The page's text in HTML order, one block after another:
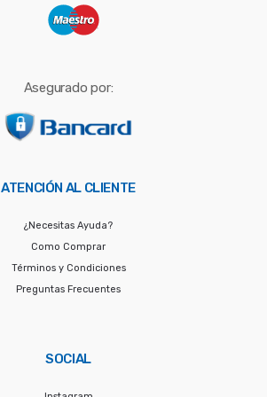
Asegurado por:
ATENCIÓN AL CLIENTE
¿Necesitas Ayuda?
Como Comprar
Términos y Condiciones
Preguntas Frecuentes
SOCIAL